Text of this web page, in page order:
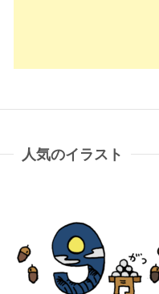
人気のイラスト